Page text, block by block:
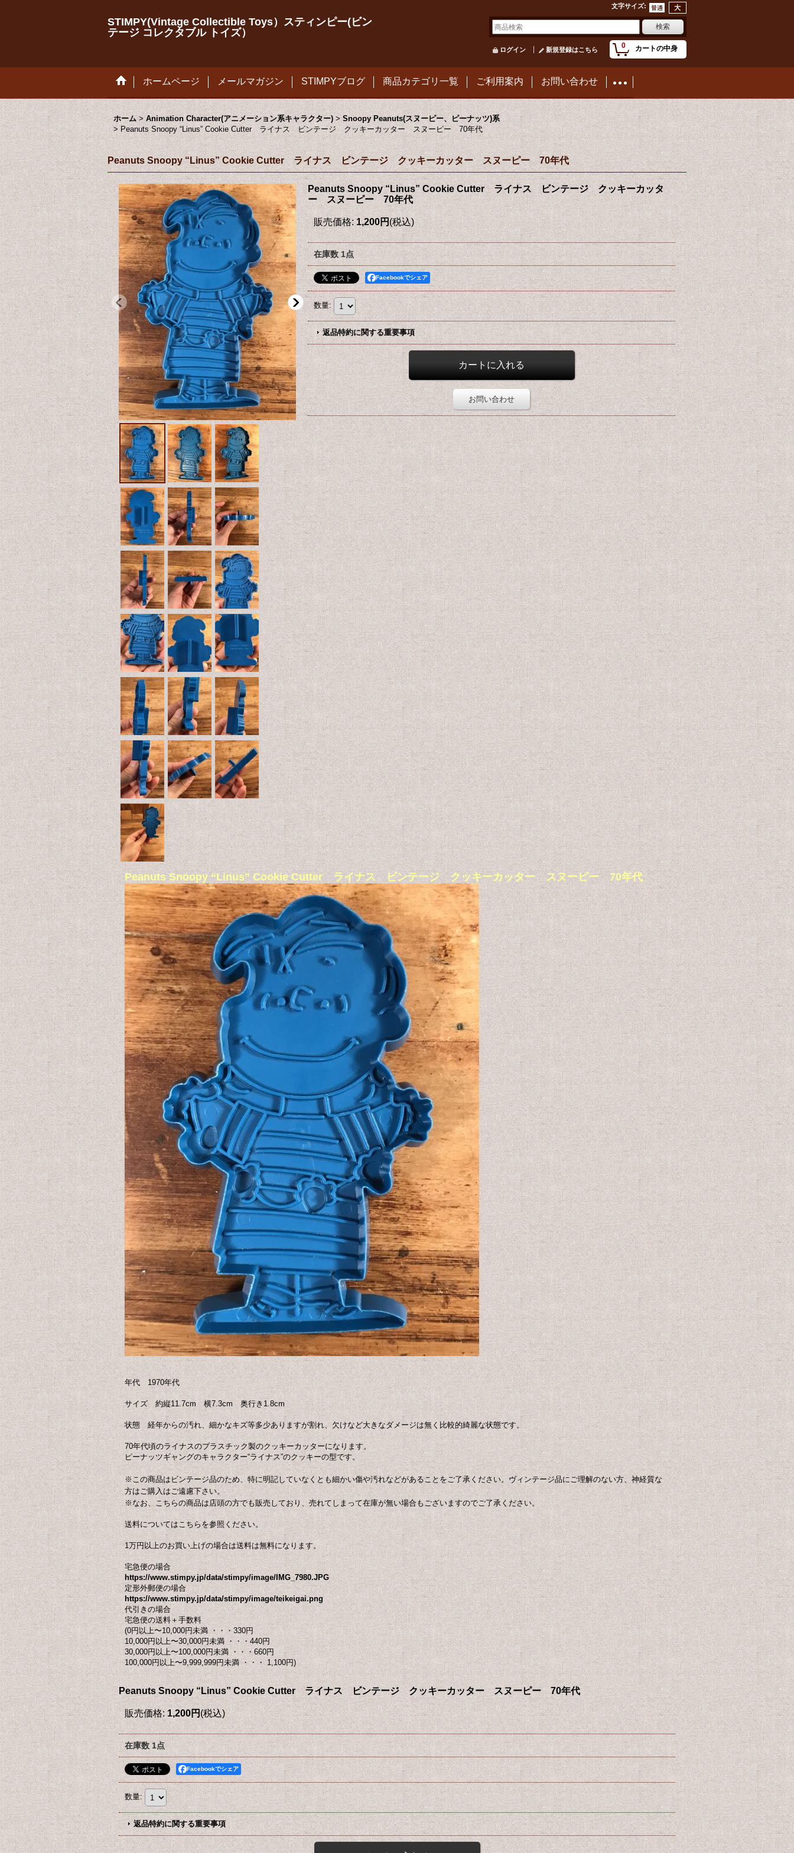
文字サイズ:
STIMPY(Vintage Collectible Toys）スティンピー(ビン
テージ コレクタブル トイズ）
0 カートの中身
ログイン 新規登録はこちら
ホームページ メールマガジン STIMPYブログ 商品カテゴリ一覧 ご利用案内 お問い合わせ
ホーム > Animation Character(アニメーション系キャラクター) > Snoopy Peanuts(スヌーピー、ピーナッツ)系
> Peanuts Snoopy “Linus” Cookie Cutter ライナス ビンテージ クッキーカッター スヌーピー 70年代
Peanuts Snoopy “Linus” Cookie Cutter ライナス ビンテージ クッキーカッター スヌーピー 70年代
Peanuts Snoopy “Linus” Cookie Cutter ライナス ビンテージ クッキーカッタ
ー スヌーピー 70年代
販売価格: 1,200円 (税込)
在庫数 1点
Facebookでシェア
数量:
返品特約に関する重要事項
お問い合わせ
Peanuts Snoopy “Linus” Cookie Cutter ライナス ビンテージ クッキーカッター スヌーピー 70年代
年代 1970年代
サイズ 約縦11.7cm 横7.3cm 奥行き1.8cm
状態 経年からの汚れ、細かなキズ等多少ありますが割れ、欠けなど大きなダメージは無く比較的綺麗な状態です。
70年代頃のライナスのプラスチック製のクッキーカッターになります。
ピーナッツギャングのキャラクター“ライナス”のクッキーの型です。
※この商品はビンテージ品のため、特に明記していなくとも細かい傷や汚れなどがあることをご了承ください。ヴィンテージ品にご理解のない方、神経質な
方はご購入はご遠慮下さい。
※なお、こちらの商品は店頭の方でも販売しており、売れてしまって在庫が無い場合もございますのでご了承ください。
送料についてはこちらを参照ください。
1万円以上のお買い上げの場合は送料は無料になります。
宅急便の場合
https://www.stimpy.jp/data/stimpy/image/IMG_7980.JPG
定形外郵便の場合
https://www.stimpy.jp/data/stimpy/image/teikeigai.png
代引きの場合
宅急便の送料＋手数料
(0円以上〜10,000円未満 ・・・330円
10,000円以上〜30,000円未満 ・・・440円
30,000円以上〜100,000円未満 ・・・660円
100,000円以上〜9,999,999円未満 ・・・ 1,100円)
Peanuts Snoopy “Linus” Cookie Cutter ライナス ビンテージ クッキーカッター スヌーピー 70年代
販売価格: 1,200円 (税込)
在庫数 1点
Facebookでシェア
数量:
返品特約に関する重要事項